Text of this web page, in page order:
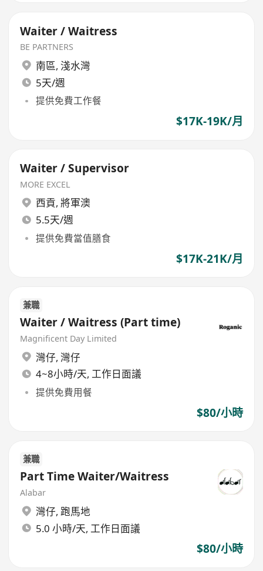
Waiter / Waitress
BE PARTNERS
南區, 淺水灣
5天/週
提供免費工作餐
$17K-19K/月
Waiter / Supervisor
MORE EXCEL
西貢, 將軍澳
5.5天/週
提供免費當值膳食
$17K-21K/月
兼職
Waiter / Waitress (Part time)
Magnificent Day Limited
灣仔, 灣仔
4~8小時/天, 工作日面議
提供免費用餐
$80/小時
兼職
Part Time Waiter/Waitress
Alabar
灣仔, 跑馬地
5.0 小時/天, 工作日面議
$80/小時